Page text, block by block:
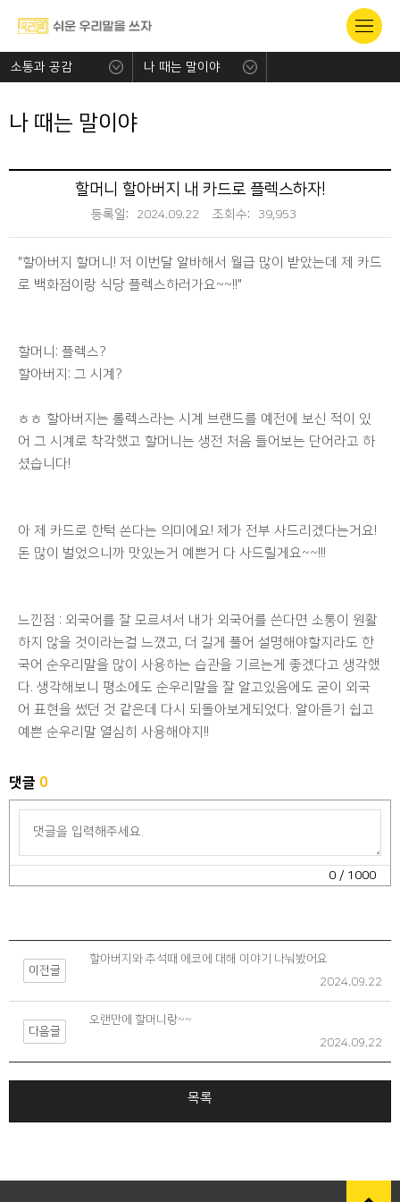
소통과 공감 나 때는 말이야
나 때는 말이야
할머니 할아버지 내 카드로 플렉스하자!
등록일: 2024.09.22 조회수: 39,953
"할아버지 할머니! 저 이번달 알바해서 월급 많이 받았는데 제 카드
로 백화점이랑 식당 플렉스하러가요~~!!"
할머니: 플렉스?
할아버지: 그 시계?
ㅎㅎ 할아버지는 롤렉스라는 시계 브랜드를 예전에 보신 적이 있
어 그 시계로 착각했고 할머니는 생전 처음 들어보는 단어라고 하
셨습니다!
아 제 카드로 한턱 쏜다는 의미에요! 제가 전부 사드리겠다는거요!
돈 많이 벌었으니까 맛있는거 예쁜거 다 사드릴게요~~!!!
느낀점 : 외국어를 잘 모르셔서 내가 외국어를 쓴다면 소통이 원활
하지 않을 것이라는걸 느꼈고, 더 길게 풀어 설명해야할지라도 한
국어 순우리말을 많이 사용하는 습관을 기르는게 좋겠다고 생각했
다. 생각해보니 평소에도 순우리말을 잘 알고있음에도 굳이 외국
어 표현을 썼던 것 같은데 다시 되돌아보게되었다. 알아듣기 쉽고
예쁜 순우리말 열심히 사용해야지!!
댓글 0
0 / 1000
이전글
할아버지와 추석때 에코에 대해 이야기 나눠봤어요
2024.09.22
다음글
오랜만에 할머니랑~~
2024.09.22
목록